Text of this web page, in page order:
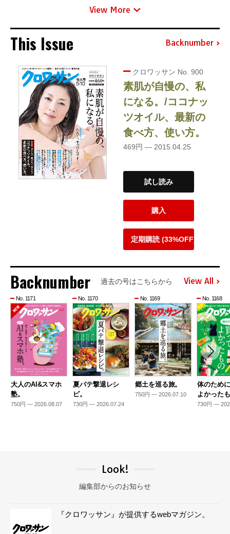
View More
This Issue Backnumber
クロワッサン No. 900
素肌が自慢の、私
になる。/ココナッ
ツオイル、最新の
食べ方、使い方。
469円 — 2015.04.25
試し読み
購入
定期購読 (33%OFF)
Backnumber 過去の号はこちらから View All
No. 1171
大人のAI&スマホ
塾。
750円 — 2026.08.07
No. 1170
夏バテ撃退レシ
ピ。
730円 — 2026.07.24
No. 1169
郷土を巡る旅。
750円 — 2026.07.10
No. 1168
体のため
よかった
730円 —
Look!
編集部からのお知らせ
『クロワッサン』が提供するwebマガジン。